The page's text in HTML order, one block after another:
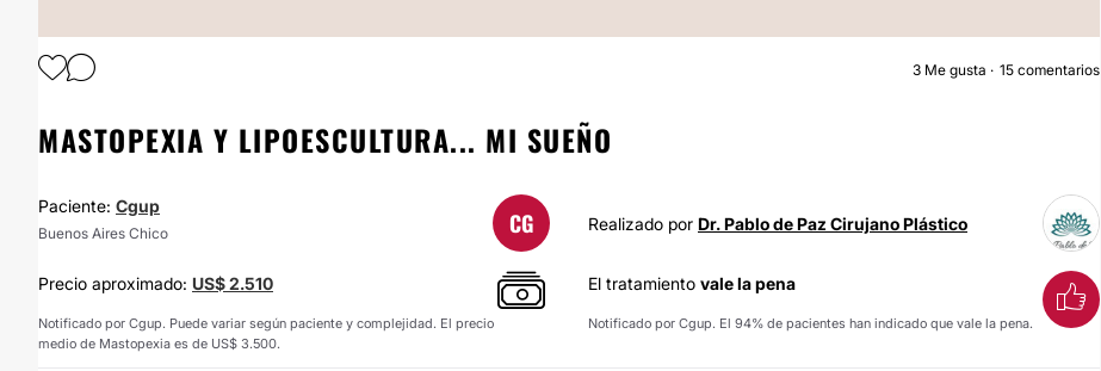
MASTOPEXIA
3 Me gusta 15 comentarios
MASTOPEXIA Y LIPOESCULTURA... MI SUEÑO
Paciente: Cgup
Buenos Aires Chico CG Realizado por Dr. Pablo de Paz Cirujano Plástico
Precio aproximado: US$ 2.510
Notificado por Cgup. Puede variar según paciente y complejidad. El precio
medio de Mastopexia es de US$ 3.500.
El tratamiento vale la pena
Notificado por Cgup. El 94% de pacientes han indicado que vale la pena.